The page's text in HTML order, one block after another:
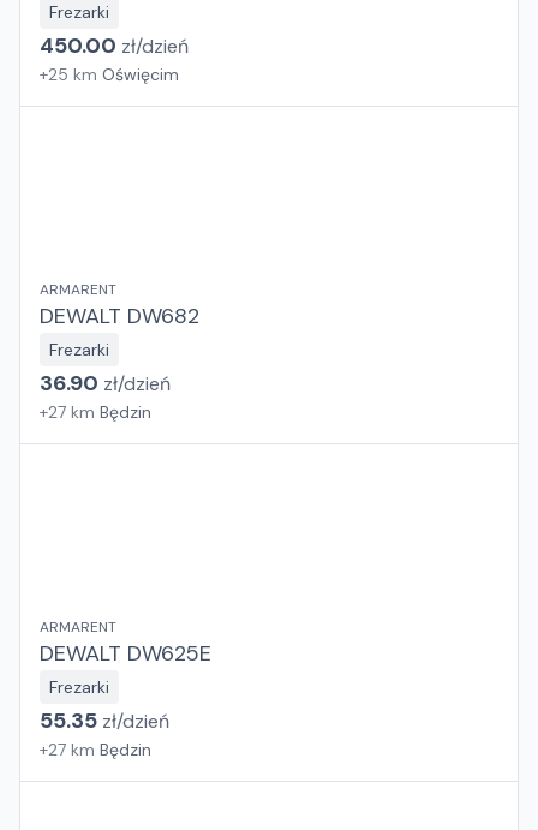
Frezarki
450.00 zł/dzień
+25 km Oświęcim
ARMARENT
DEWALT DW682
Frezarki
36.90 zł/dzień
+27 km Będzin
ARMARENT
DEWALT DW625E
Frezarki
55.35 zł/dzień
+27 km Będzin